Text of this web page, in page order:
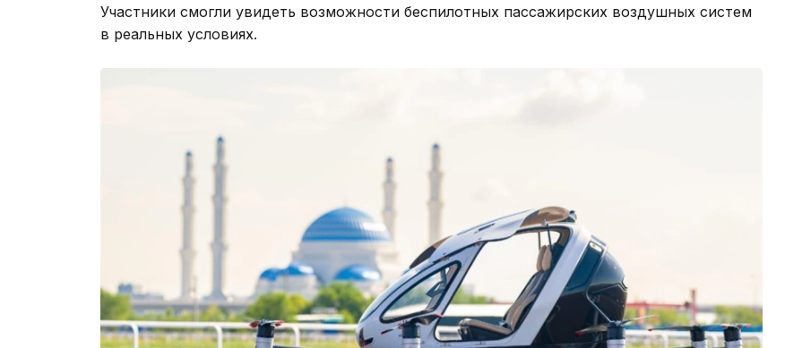
Участники смогли увидеть возможности беспилотных пассажирских воздушных систем
в реальных условиях.